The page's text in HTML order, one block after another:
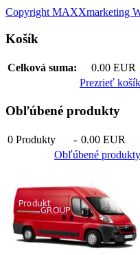
Copyright MAXXmarketing
Košík
Celková suma:
0.00 EUR
Prezrieť košík
Obľúbené produkty
0 Produkty - 0.00 EUR
Obľúbené produkty